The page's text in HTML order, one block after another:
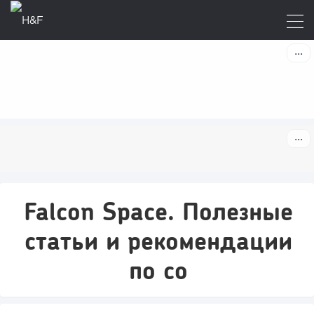
Falcon Space. Полезные
статьи и рекомендации
по со